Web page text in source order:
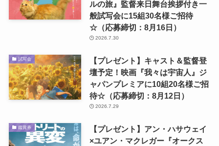
ルの旅』監督来日舞台挨拶付き一
般試写会に15組30名様ご招待
☆（応募締切：8月16日）
2026.7.30
試写会
【プレゼント】キャスト＆監督登
壇予定！映画『我々は宇宙人』ジ
ャパンプレミアに10組20名様ご招
待☆（応募締切：8月12日）
2026.7.29
鑑賞券
【プレゼント】アン・ハサウェイ
×ユアン・マクレガー『オークス